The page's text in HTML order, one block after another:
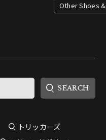
Other Shoes
トリッカーズ